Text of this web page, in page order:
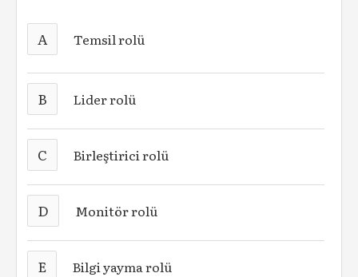
A Temsil rolü
B Lider rolü
C Birleştirici rolü
D Monitör rolü
E Bilgi yayma rolü